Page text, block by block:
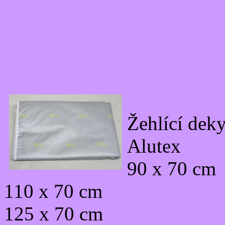
Žehlící
Alutex
90 x 70 cm
110 x 70 cm
125 x 70 cm